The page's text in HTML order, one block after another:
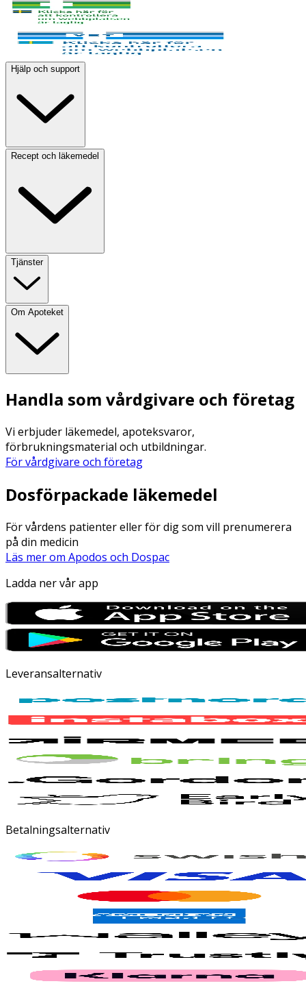
Hjälp och support
Recept och läkemedel
Tjänster
Om Apoteket
Handla som vårdgivare och företag
Vi erbjuder läkemedel, apoteksvaror,
förbrukningsmaterial och utbildningar.
För vårdgivare och företag
Dosförpackade läkemedel
För vårdens patienter eller för dig som vill prenumerera
på din medicin
Läs mer om Apodos och Dospac
Ladda ner vår app
Leveransalternativ
Betalningsalternativ